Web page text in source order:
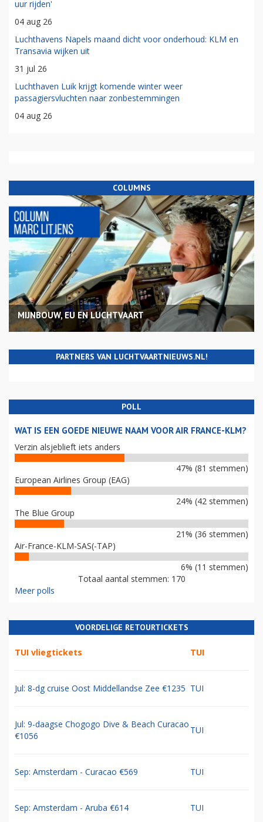
uur rijden'
04 aug 26
Luchthavens Napels maand dicht voor onderhoud: KLM en
Transavia wijken uit
31 jul 26
Luchthaven Luik krijgt komende winter weer
passagiersvluchten naar zonbestemmingen
04 aug 26
COLUMNS
MIJNBOUW, EU EN LUCHTVAART
PARTNERS VAN LUCHTVAARTNIEUWS.NL!
POLL
WAT IS EEN GOEDE NIEUWE NAAM VOOR AIR FRANCE-KLM?
Verzin alsjeblieft iets anders
47% (81 stemmen)
European Airlines Group (EAG)
24% (42 stemmen)
The Blue Group
21% (36 stemmen)
Air-France-KLM-SAS(-TAP)
6% (11 stemmen)
Totaal aantal stemmen: 170
Meer polls
VOORDELIGE RETOURTICKETS
TUI vliegtickets TUI
Jul: 8-dg cruise Oost Middellandse Zee €1235 TUI
Jul: 9-daagse Chogogo Dive & Beach Curacao
€1056
TUI
Sep: Amsterdam - Curacao €569 TUI
Sep: Amsterdam - Aruba €614 TUI